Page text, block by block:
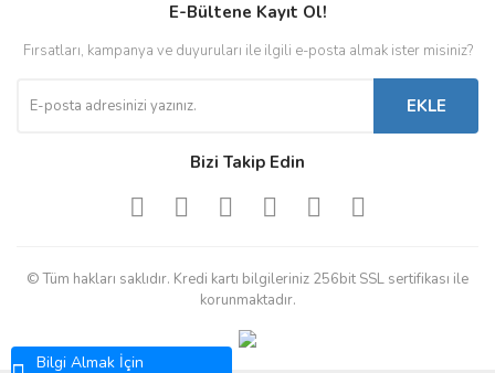
Bilgi Almak İçin
E-Bültene Kayıt Ol!
Fırsatları, kampanya ve duyuruları ile ilgili e-posta almak ister misiniz?
EKLE
Bizi Takip Edin
© Tüm hakları saklıdır. Kredi kartı bilgileriniz 256bit SSL sertifikası ile
korunmaktadır.